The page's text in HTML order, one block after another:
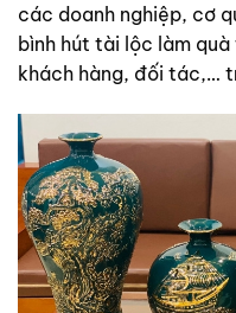
các doanh nghiệp, cơ
bình hút tài lộc làm
khách hàng, đối tác,…